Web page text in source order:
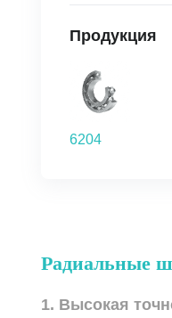
Продукция
6204
Радиальные
1. Высокая